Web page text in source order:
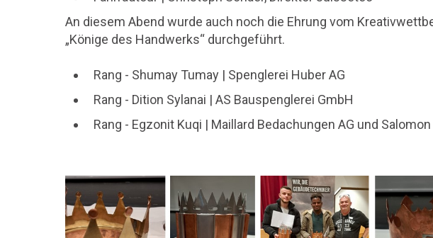
An diesem Abend wurde auch noch die Ehrung vom
„Könige des Handwerks“ durchgeführt.
Rang - Shumay Tumay | Spenglerei Huber AG
Rang - Dition Sylanai | AS Bauspenglerei GmbH
Rang - Egzonit Kuqi | Maillard Bedachungen AG und